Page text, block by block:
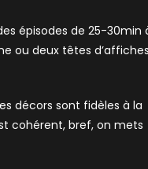
épisodes de 25-30min
ou deux têtes
décors sont fidèles à la
cohérent, bref, on mets